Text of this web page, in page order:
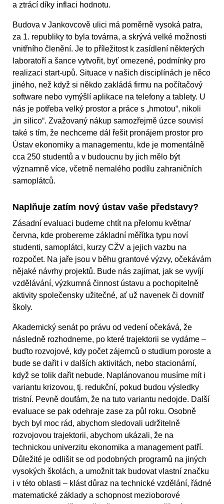
a ztrácí díky inflaci hodnotu.
Budova v Jankovcově ulici má poměrně vysoká patra,
za 1. republiky to byla továrna, a skrývá velké možnosti
vnitřního členění. Je to příležitost k zasídlení některých
laboratoří a šance vytvořit, byť omezené, podmínky pro
realizaci start-upů. Situace v našich disciplínách je něco
jiného, než když si někdo zakládá firmu na počítačový
software nebo vymýšlí aplikace na telefony a tablety. U
nás je potřeba velký prostor a práce s „hmotou“, nikoli
„in silico“. Zvažovaný nákup samozřejmě úzce souvisí
také s tím, že nechceme dál řešit pronájem prostor pro
Ústav ekonomiky a managementu, kde je momentálně
cca 250 studentů a v budoucnu by jich mělo být
významně více, včetně nemalého podílu zahraničních
samoplátců.
Naplňuje zatím nový ústav vaše představy?
Zásadní evaluaci budeme chtít na přelomu května/
června, kde probereme základní měřítka typu noví
studenti, samoplátci, kurzy CŽV a jejich vazbu na
rozpočet. Na jaře jsou v běhu grantové výzvy, očekávám
nějaké návrhy projektů. Bude nás zajímat, jak se vyvíjí
vzdělávání, výzkumná činnost ústavu a pochopitelně
aktivity společensky užitečné, ať už navenek či dovnitř
školy.
Akademický senát po právu od vedení očekává, že
následně rozhodneme, po které trajektorii se vydáme –
buďto rozvojové, kdy počet zájemců o studium poroste a
bude se dařit i v dalších aktivitách, nebo stacionární,
když se tolik dařit nebude. Naplánovanou musíme mít i
variantu krizovou, tj. redukční, pokud budou výsledky
tristní. Pevně doufám, že na tuto variantu nedojde. Další
evaluace se pak odehraje zase za půl roku. Osobně
bych byl moc rád, abychom sledovali udržitelně
rozvojovou trajektorii, abychom ukázali, že na
technickou univerzitu ekonomika a management patří.
Důležité je odlišit se od podobných programů na jiných
vysokých školách, a umožnit tak budovat vlastní značku
i v této oblasti – klást důraz na technické vzdělání, řádné
matematické základy a schopnost mezioborové